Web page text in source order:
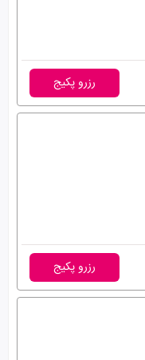
رزرو پکیج
رزرو پکیج